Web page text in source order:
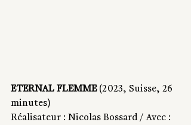
ETERNAL FLEMME (2023, Suisse, 26
minutes)
Réalisateur : Nicolas Bossard / Avec :